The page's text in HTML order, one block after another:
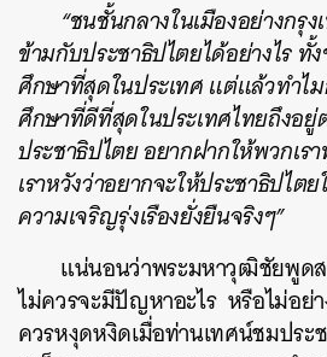
“ชนชั้นกลางในเมืองอย่างกรุ
ข้ามกับประชาธิปไตยได้อย่างไร ทั้
ศึกษาที่สุดในประเทศ แต่แล้วทำไ
ศึกษาที่ดีที่สุดในประเทศไทยถึงอยู่
ประชาธิปไตย อยากฝากให้พวกเ
เราหวังว่าอยากจะให้ประชาธิปไต
ความเจริญรุ่งเรืองยั่งยืนจริงๆ”
แน่นอนว่าพระมหาวุฒิชัยพูดส
ไม่ควรจะมีปัญหาอะไร หรือไม่อ
ควรหงุดหงิดเมื่อท่านเทศน์ชมประ